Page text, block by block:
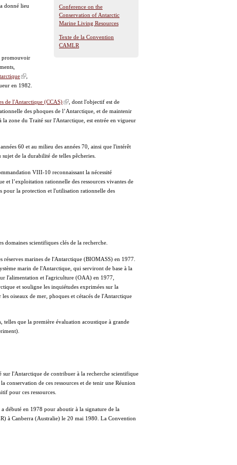
Conference on the
Conservation of Antarctic
Marine Living Resources
Texte de la Convention
CAMLR
donné lieu
promouvoir
en 1982.
de l'Antarctique (CCAS)
, dont l'objectif est de
des phoques de l’Antarctique, et de maintenir
zone du Traité sur l'Antarctique, est entrée en vigueur
60 et au milieu des années 70, ainsi que l'intérêt
de la durabilité de telles pêcheries.
VIII-10 reconnaissant la nécessité
et l’exploitation rationnelle des ressources vivantes de
pour la protection et l'utilisation rationnelle des
domaines scientifiques clés de la recherche.
réserves marines de l'Antarctique (BIOMASS) en 1977.
marin de l'Antarctique, qui serviront de base à la
l'alimentation et l'agriculture (OAA) en 1977,
et souligne les inquiétudes exprimées sur la
oiseaux de mer, phoques et cétacés de l'Antarctique
que la première évaluation acoustique à grande
l'Antarctique de contribuer à la recherche scientifique
conservation de ces ressources et de tenir une Réunion
pour ces ressources.
débuté en 1978 pour aboutir à la signature de la
à Canberra (Australie) le 20 mai 1980. La Convention